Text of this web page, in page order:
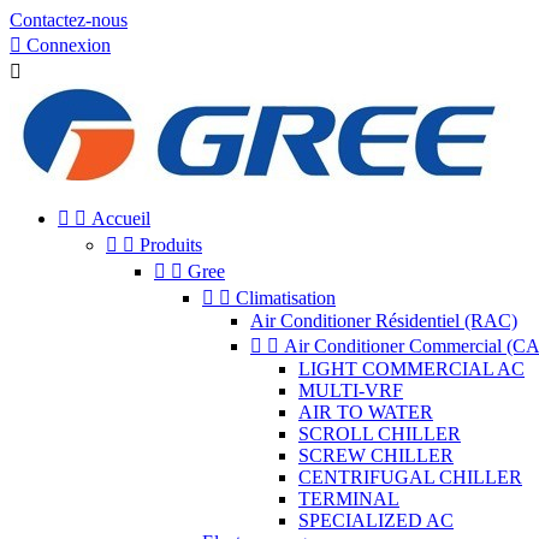
Contactez-nous
 Connexion

  Accueil
  Produits
  Gree
  Climatisation
Air Conditioner Résidentiel (RAC)
  Air Conditioner Commercial
LIGHT COMMERCIAL AC
MULTI-VRF
AIR TO WATER
SCROLL CHILLER
SCREW CHILLER
CENTRIFUGAL CHILLER
TERMINAL
SPECIALIZED AC